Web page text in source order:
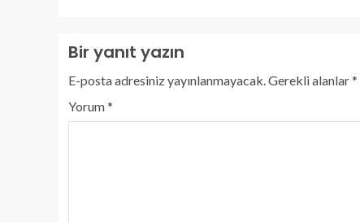
Bir yanıt yazın
E-posta adresiniz yayınlanmayacak.Gerekli alanlar*
Yorum*